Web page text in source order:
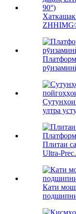
Сутунҳои
ултра
Плитаи
Ultra-
Кати